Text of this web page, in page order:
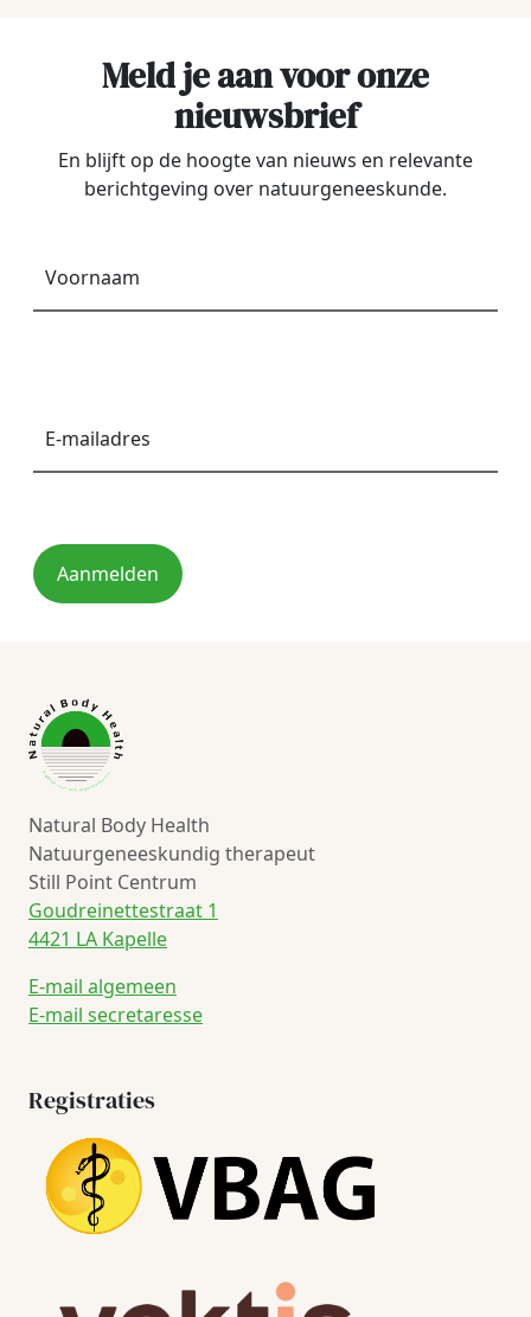
Meld je aan voor onze
nieuwsbrief
En blijft op de hoogte van nieuws en relevante
berichtgeving over natuurgeneeskunde.
Aanmelden
Natural Body Health
Natuurgeneeskundig therapeut
Still Point Centrum
Goudreinettestraat 1
4421 LA Kapelle
E-mail algemeen
E-mail secretaresse
Registraties